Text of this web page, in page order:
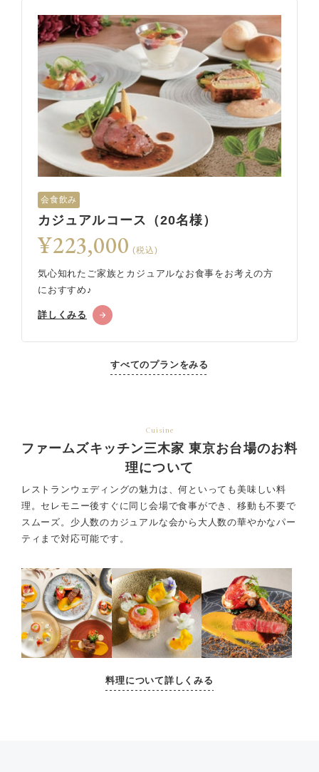
会食飲み
カジュアルコース（20名様）
¥223,000 (税込)
気心知れたご家族とカジュアルなお食事をお考えの方
におすすめ♪
詳しくみる
すべてのプランをみる
Cuisine
ファームズキッチン三木家 東京お台場のお料
理について
レストランウェディングの魅力は、何といっても美味しい料
理。セレモニー後すぐに同じ会場で食事ができ、移動も不要で
スムーズ。少人数のカジュアルな会から大人数の華やかなパー
ティまで対応可能です。
料理について詳しくみる